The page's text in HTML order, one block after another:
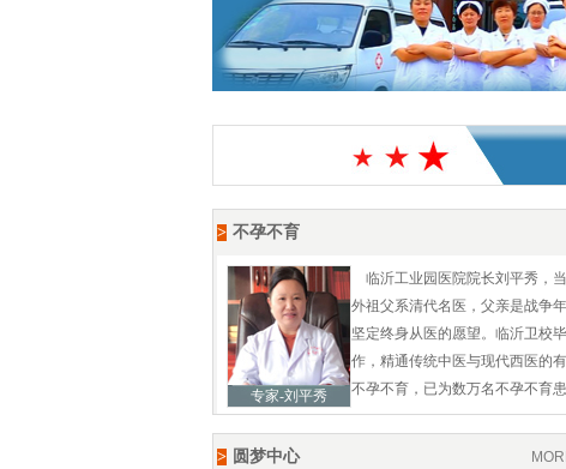
> 不孕不育
专家-刘平秀
临沂工业园医院院长刘平秀，
外祖父系清代名医，父亲是战争
坚定终身从医的愿望。临沂卫校
作，精通传统中医与现代西医的
不孕不育，已为数万名不孕不育
> 圆梦中心